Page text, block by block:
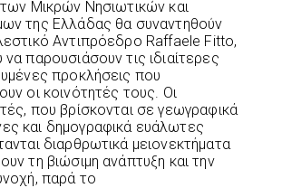
Μικρών Νησιωτικών και
της Ελλάδας θα συναντηθούν
Αντιπρόεδρο Raffaele Fitto,
παρουσιάσουν τις ιδιαίτερες
προκλήσεις που
οι κοινότητές τους. Οι
που βρίσκονται σε γεωγραφικά
και δημογραφικά ευάλωτες
διαρθρωτικά μειονεκτήματα
τη βιώσιμη ανάπτυξη και την
παρά το